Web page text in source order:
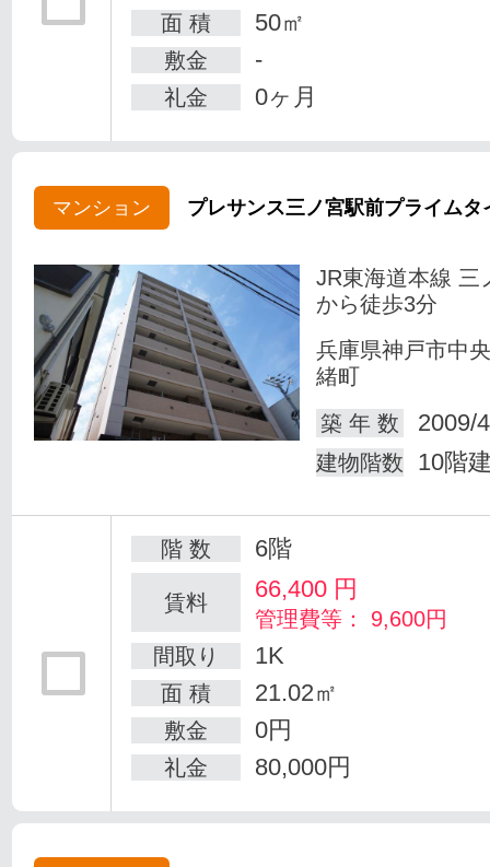
面 積 50㎡
敷金 -
礼金 0ヶ月
マンション プレサンス三ノ宮駅前プライムタ
JR東海道本線 三
から徒歩3分
兵庫県神戸市中
緒町
築 年 数
2009/
建物階数 10階
階 数 6階
賃料 66,400 円
管理費等： 9,600円
間取り
1K
面 積 21.02㎡
敷金 0円
礼金 80,000円